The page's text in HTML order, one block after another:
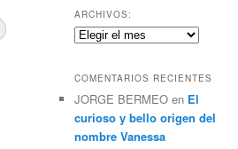
c
a
r
ARCHIVOS:
Archivos:
COMENTARIOS RECIENTES
JORGE BERMEO en El
curioso y bello origen del
nombre Vanessa